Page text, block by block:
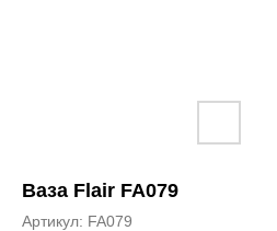
Ваза Flair FA079
Артикул: FA079